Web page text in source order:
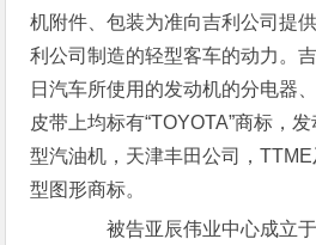
机附件、包装为准向吉利公司提
利公司制造的轻型客车的动力。
日汽车所使用的发动机的分电器
皮带上均标有“TOYOTA”商标，
型汽油机，天津丰田公司，
型图形商标。
被告亚辰伟业中心成立于